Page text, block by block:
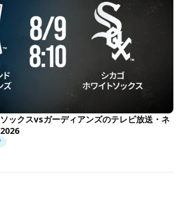
ソックスvsガーディアンズのテレビ放送・ネ